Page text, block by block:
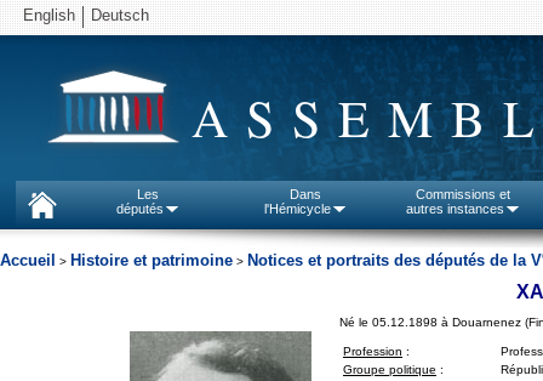
English Deutsch
Les
députés
Dans
l'Hémicycle
Commissions et
autres instances
Accueil > Histoire et patrimoine > Notices et portraits des députés de la V
Né le 05.12.1898 à Douarnenez
Profession :
Groupe politique :